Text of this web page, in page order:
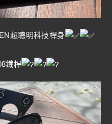
超聰明科技桿身
鐵桿